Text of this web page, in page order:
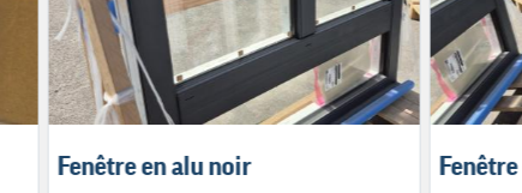
Fenêtre en alu noir